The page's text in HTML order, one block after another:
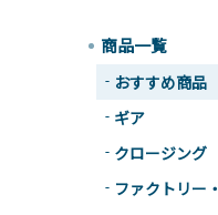
商品一覧
おすすめ商品
ギア
クロージング
ファクトリー